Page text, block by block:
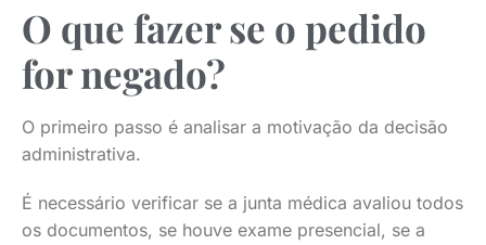
O que fazer se o pedido
for negado?
O primeiro passo é analisar a motivação da decisão
administrativa.
É necessário verificar se a junta médica avaliou todos
os documentos, se houve exame presencial, se a